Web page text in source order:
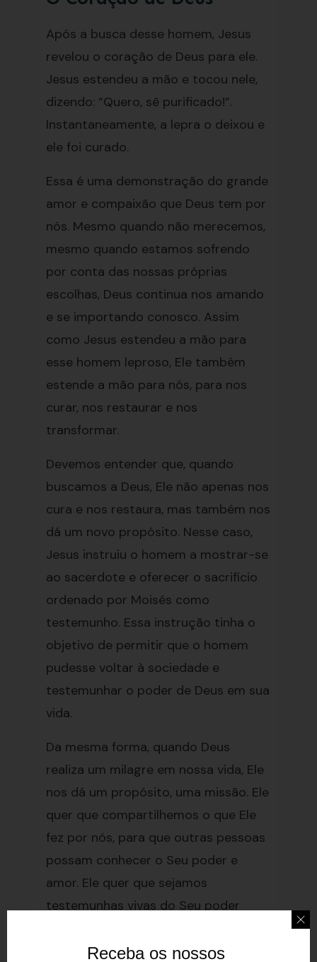
Após a busca desse homem, Jesus
revelou o coração de Deus para ele.
Jesus estendeu a mão e tocou nele,
dizendo: “Quero, sê purificado!”.
Instantaneamente, a lepra o deixou e
ele foi curado.
Essa é uma demonstração do grande
amor e compaixão que Deus tem por
nós. Mesmo quando não merecemos,
mesmo quando estamos sofrendo
por conta das nossas próprias
escolhas, Deus continua nos amando
e se importando conosco. Assim
como Jesus estendeu a mão para
esse homem leproso, Ele também
estende a mão para nós, para nos
curar, nos restaurar e nos
transformar.
Devemos entender que, quando
buscamos a Deus, Ele não apenas nos
cura e nos restaura, mas também nos
dá um novo propósito. Nesse caso,
Jesus instruiu o homem a mostrar-se
ao sacerdote e oferecer o sacrifício
ordenado por Moisés como
testemunho. Essa instrução tinha o
objetivo de permitir que o homem
pudesse voltar à sociedade e
testemunhar o poder de Deus em sua
vida.
Da mesma forma, quando Deus
realiza um milagre em nossa vida, Ele
nos dá um propósito, uma missão. Ele
quer que compartilhemos o que Ele
fez por nós, para que outras pessoas
possam conhecer o Seu poder e
amor. Ele quer que sejamos
testemunhas vivas do Seu poder
Receba os nossos